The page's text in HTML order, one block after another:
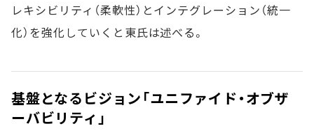
レキシビリティ（柔軟性）とインテグレーション（統一
化）を強化していくと東氏は述べる。
基盤となるビジョン「ユニファイド・オブザ
ーバビリティ」